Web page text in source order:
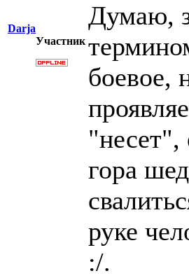
Darja
Участник
Думаю,
боевое,
"несет",
гора
руке
:/.